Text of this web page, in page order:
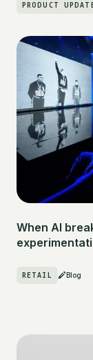
PRODUCT
When AI
RETAIL Blog